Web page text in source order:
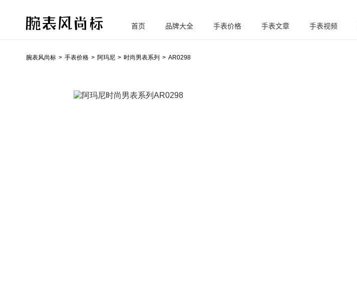
腕
首页 品牌大全 手表价格 手表文章 手表视频
腕表风尚标 手表价格 阿玛尼 时尚男表系列 AR0298